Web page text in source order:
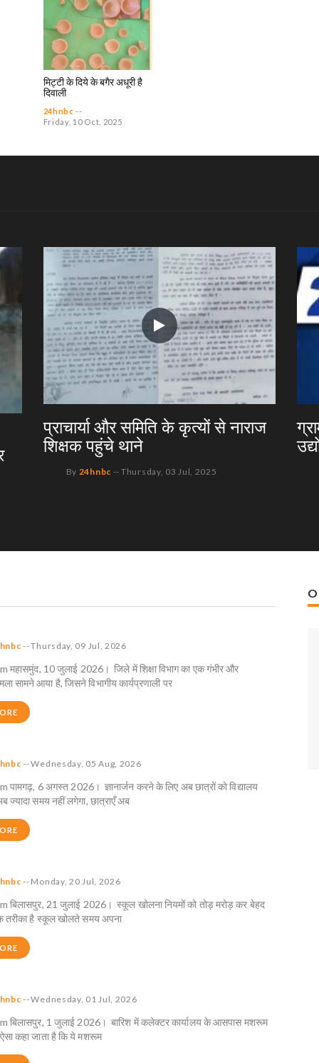
मिट्टी के दिये के बगैर अधूरी है
दिवाली
24hnbc --
Friday, 10 Oct, 2025
प्राचार्या और समिति के कृत्यों से नाराज
शिक्षक पहुंचे थाने
By 24hnbc -- Thursday, 03 Jul, 2025
--Thursday, 09 Jul, 2026
महासमुंद, 10 जुलाई 2026। जिले में शिक्षा विभाग का एक गंभीर और
सामने आया है, जिसने विभागीय कार्यप्रणाली पर
--Wednesday, 05 Aug, 2026
पामगढ़, 6 अगस्त 2026। ज्ञानार्जन करने के लिए अब छात्रों को विद्यालय
समय नहीं लगेगा, छात्राएँ अब
-- Monday, 20 Jul, 2026
बिलासपुर, 21 जुलाई 2026। स्कूल खोलना नियमों को तोड़ मरोड़ कर बेहद
तरीका है स्कूल खोलते समय अपना
--Wednesday, 01 Jul, 2026
बिलासपुर, 1 जुलाई 2026। बारिश में कलेक्टर कार्यालय के आसपास मशरूम
कहा जाता है कि ये मशरूम